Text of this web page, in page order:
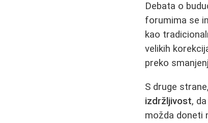
Debata o
forumima se
kao
velikih
preko
S druge
izdržljivost,
možda doneti